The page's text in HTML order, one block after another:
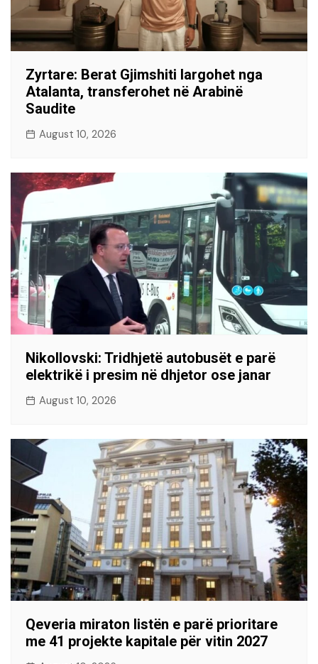
Zyrtare: Berat Gjimshiti largohet nga
Atalanta, transferohet në Arabinë
Saudite
August 10, 2026
Nikollovski: Tridhjetë autobusët e parë
elektrikë i presim në dhjetor ose janar
August 10, 2026
Qeveria miraton listën e parë prioritare
me 41 projekte kapitale për vitin 2027